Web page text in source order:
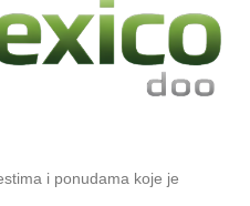
i ponudama koje je